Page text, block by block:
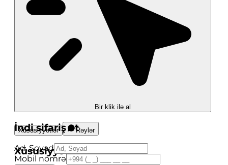
Bir klik ilə al
İndi sifariş et
Ad, Soyad
Mobil nömrə
Xüsusiyyətlər Rəylər
Xüsusiyyətlər